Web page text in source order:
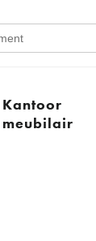
Kantoor
meubilair